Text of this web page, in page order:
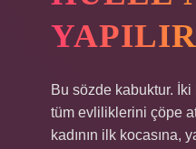
Bu sözde kabuktur. İki
tüm evliliklerini çöpe
kadının ilk kocasına,